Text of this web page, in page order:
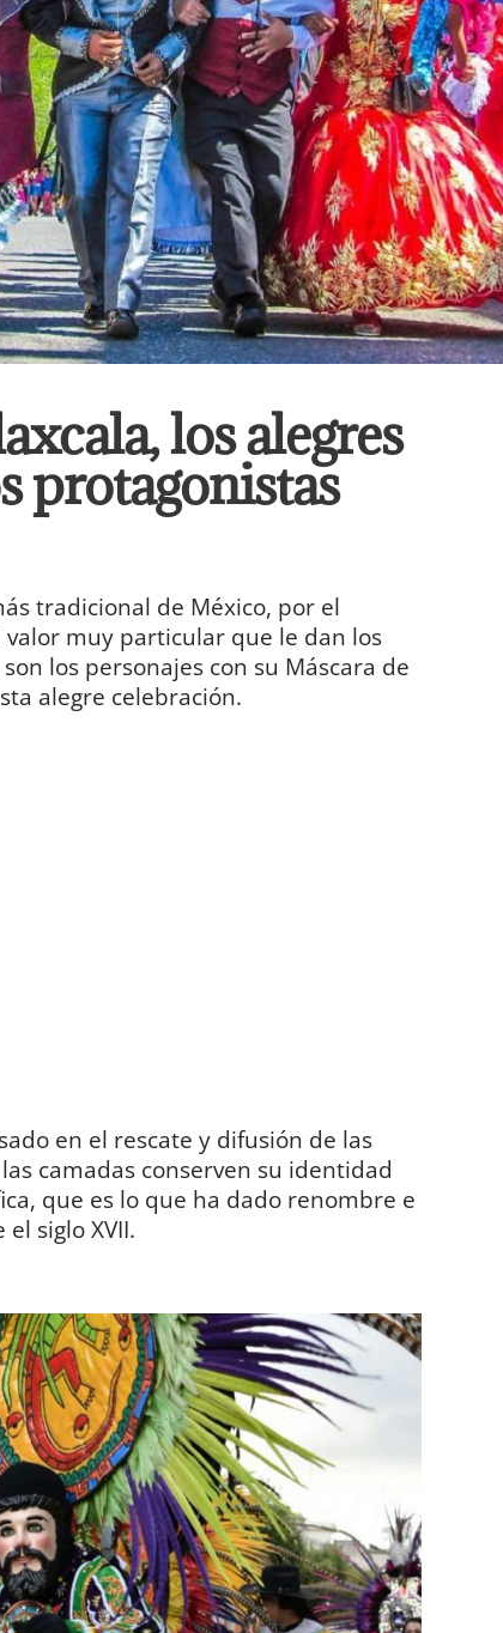
los alegres
protagonistas
tradicional de México, por el
muy particular que le dan los
los personajes con su Máscara de
alegre celebración.
en el rescate y difusión de las
camadas conserven su identidad
que es lo que ha dado renombre e
siglo XVII.